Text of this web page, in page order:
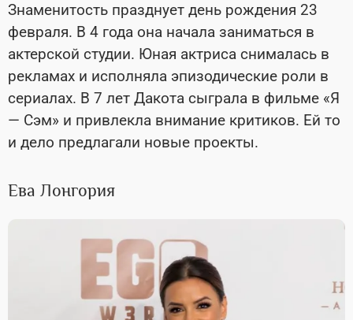
Знаменитость празднует день рождения 23
февраля. В 4 года она начала заниматься в
актерской студии. Юная актриса снималась в
рекламах и исполняла эпизодические роли в
сериалах. В 7 лет Дакота сыграла в фильме «Я
— Сэм» и привлекла внимание критиков. Ей то
и дело предлагали новые проекты.
Ева Лонгория